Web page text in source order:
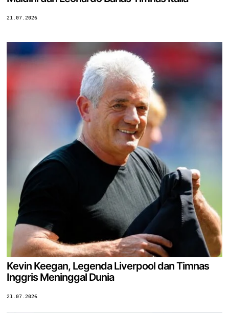
21.07.2026
Kevin Keegan, Legenda Liverpool dan Timnas
Inggris Meninggal Dunia
21.07.2026